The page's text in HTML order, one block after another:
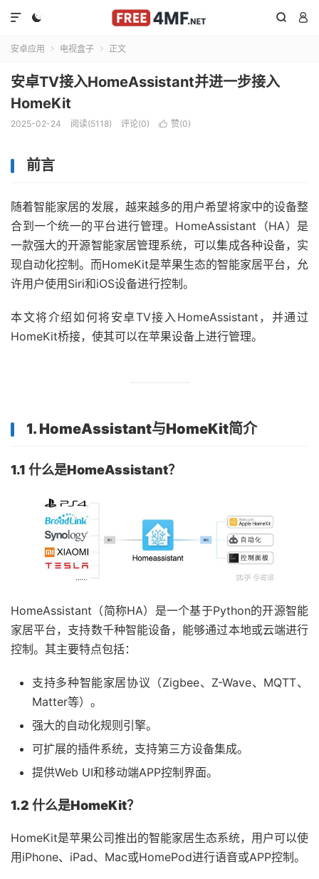
  

安卓应用  电视盒子  正文
安卓TV接入HomeAssistant并进一步接入
HomeKit
2025-02-24 阅读(5118) 评论(0)  赞(0)
前言
随着智能家居的发展，越来越多的用户希望将家中的设备整
合到一个统一的平台进行管理。HomeAssistant（HA）是
一款强大的开源智能家居管理系统，可以集成各种设备，实
现自动化控制。而HomeKit是苹果生态的智能家居平台，允
许用户使用Siri和iOS设备进行控制。
本文将介绍如何将安卓TV接入HomeAssistant，并通过
HomeKit桥接，使其可以在苹果设备上进行管理。
1. HomeAssistant与HomeKit简介
1.1 什么是HomeAssistant？
HomeAssistant（简称HA）是一个基于Python的开源智能
家居平台，支持数千种智能设备，能够通过本地或云端进行
控制。其主要特点包括：
支持多种智能家居协议（Zigbee、Z-Wave、MQTT、
Matter等）。
强大的自动化规则引擎。
可扩展的插件系统，支持第三方设备集成。
提供Web UI和移动端APP控制界面。
1.2 什么是HomeKit？
HomeKit是苹果公司推出的智能家居生态系统，用户可以使
用iPhone、iPad、Mac或HomePod进行语音或APP控制。